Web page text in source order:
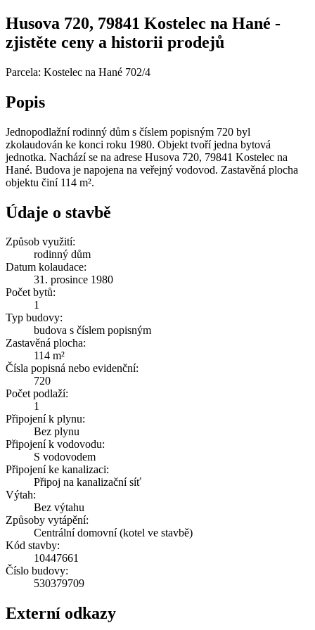
Husova 720, 79841 Kostelec na Hané -
zjistěte ceny a historii prodejů
Parcela: Kostelec na Hané 702/4
Popis
Jednopodlažní rodinný dům s číslem popisným 720 byl
zkolaudován ke konci roku 1980. Objekt tvoří jedna bytová
jednotka. Nachází se na adrese Husova 720, 79841 Kostelec na
Hané. Budova je napojena na veřejný vodovod. Zastavěná plocha
objektu činí 114 m².
Údaje o stavbě
Způsob využití:
rodinný dům
Datum kolaudace:
31. prosince 1980
Počet bytů:
1
Typ budovy:
budova s číslem popisným
Zastavěná plocha:
114 m²
Čísla popisná nebo evidenční:
720
Počet podlaží:
1
Připojení k plynu:
Bez plynu
Připojení k vodovodu:
S vodovodem
Připojení ke kanalizaci:
Připoj na kanalizační síť
Výtah:
Bez výtahu
Způsoby vytápění:
Centrální domovní (kotel ve stavbě)
Kód stavby:
10447661
Číslo budovy:
530379709
Externí odkazy